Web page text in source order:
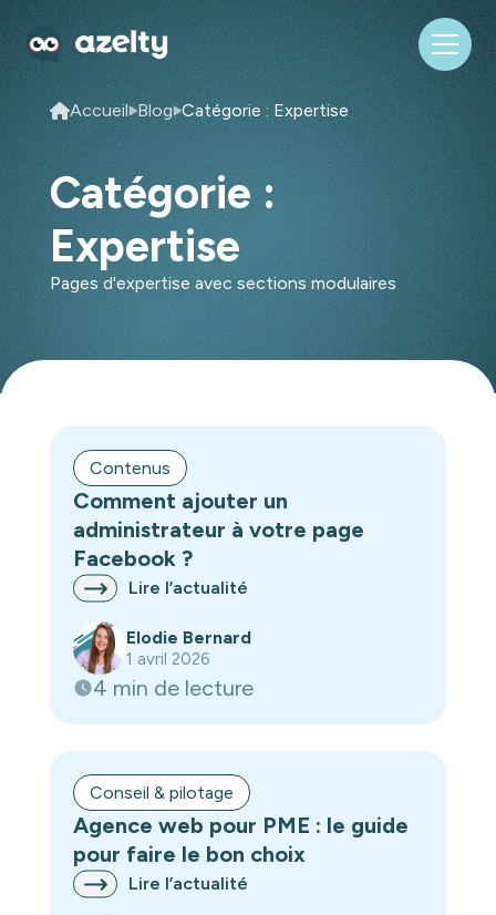
Accueil Blog Catégorie : Expertise
Catégorie :
Expertise
Pages d'expertise avec sections modulaires
Contenus
Comment ajouter un
administrateur à votre page
Facebook ?
Lire l’actualité
Elodie Bernard
1 avril 2026
4 min de lecture
Conseil & pilotage
Agence web pour PME : le guide
pour faire le bon choix
Lire l’actualité